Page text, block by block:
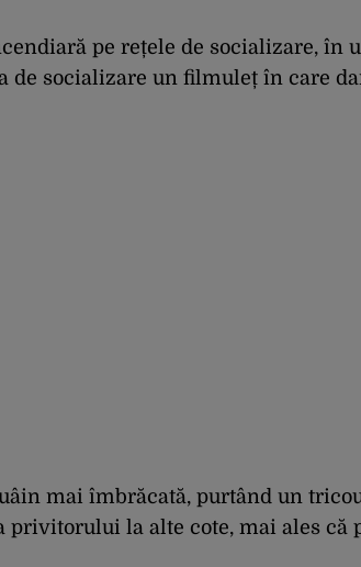
pe rețele de socializare, în
de socializare un filmuleț în care
mai îmbrăcată, purtând un
la alte cote, mai ales că